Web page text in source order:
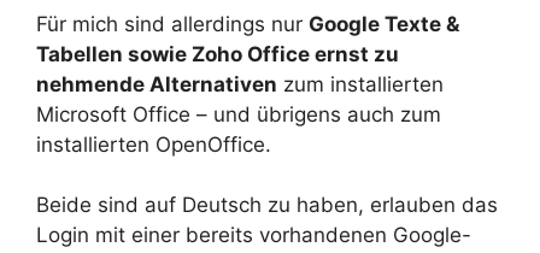
Für mich sind allerdings nur Google Texte &
Tabellen sowie Zoho Office ernst zu
nehmende Alternativen zum installierten
Microsoft Office – und übrigens auch zum
installierten OpenOffice.
Beide sind auf Deutsch zu haben, erlauben das
Login mit einer bereits vorhandenen Google-